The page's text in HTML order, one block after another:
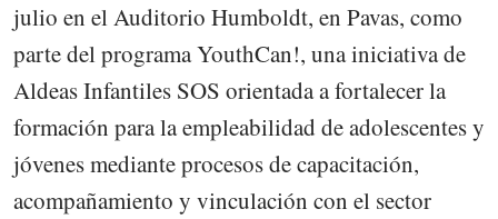
julio en el Auditorio Humboldt, en Pavas, como
parte del programa YouthCan!, una iniciativa de
Aldeas Infantiles SOS orientada a fortalecer la
formación para la empleabilidad de adolescentes y
jóvenes mediante procesos de capacitación,
acompañamiento y vinculación con el sector